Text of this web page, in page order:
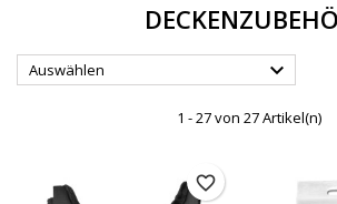
Auswählen 
1 - 27 von 27 Artikel(n)
favorite_border